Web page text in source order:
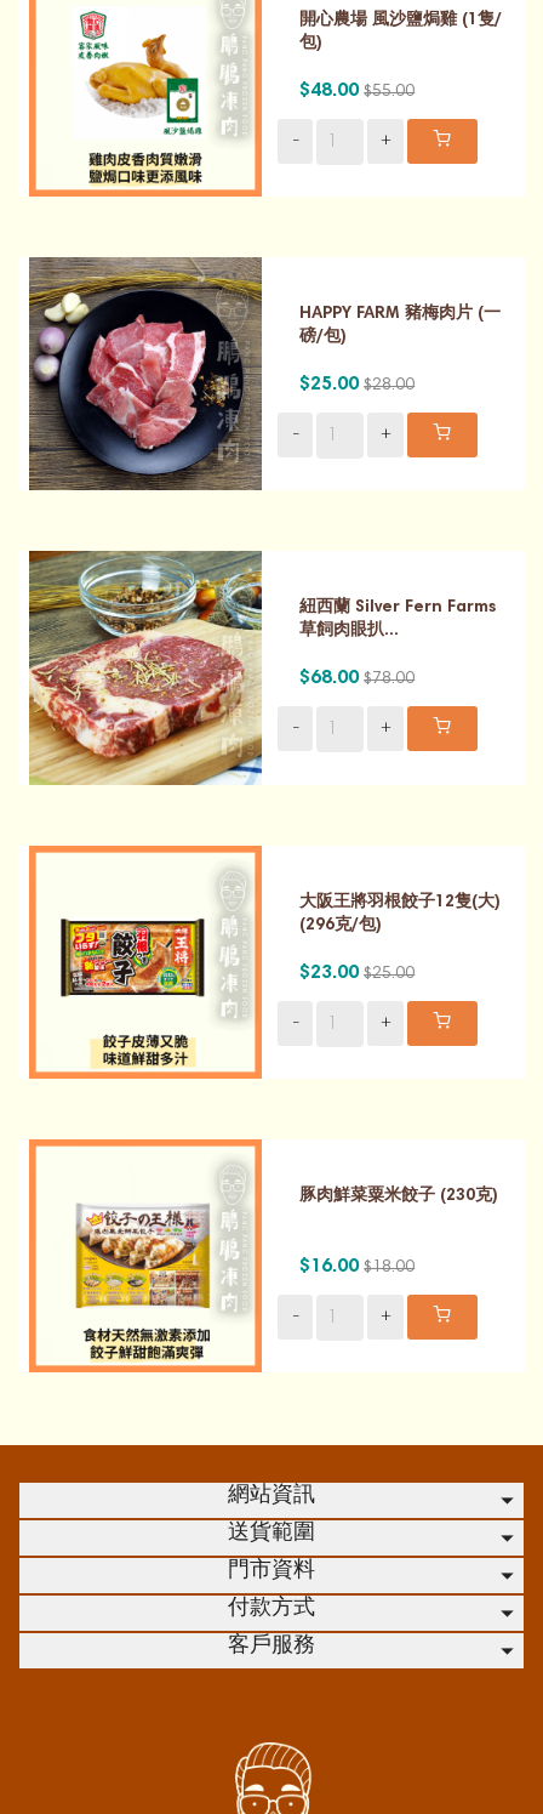
開心農場 風沙鹽焗雞 (1隻/
包)
$48.00 $55.00
- +
HAPPY FARM 豬梅肉片 (一
磅/包)
$25.00 $28.00
- +
紐西蘭 Silver Fern Farms
草飼肉眼扒...
$68.00 $78.00
- +
大阪王將羽根餃子12隻(大)
(296克/包)
$23.00 $25.00
- +
豚肉鮮菜粟米餃子 (230克)
$16.00 $18.00
- +
網站資訊
送貨範圍
門市資料
付款方式
客戶服務